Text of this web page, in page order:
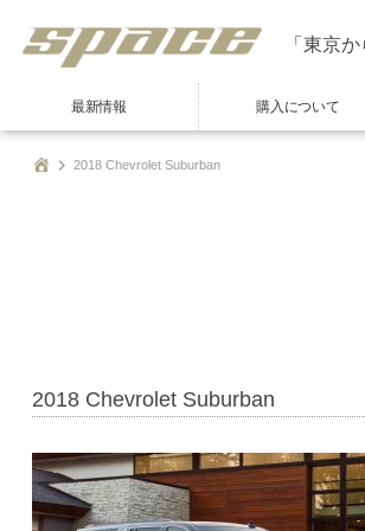
「東京
最新情報 購入について
2018 Chevrolet Suburban
2018 Chevrolet Suburban